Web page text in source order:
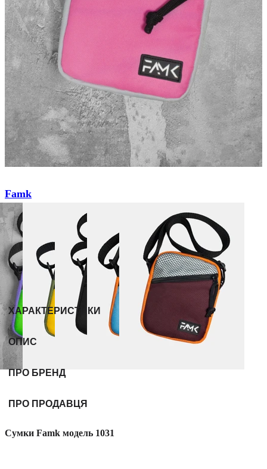
Famk
Мессенджер
₴ 550
Розмір: ONESIZE
Колір: Рожевий
ХАРАКТЕРИСТИКИ
ОПИС
ПРО БРЕНД
ПРО ПРОДАВЦЯ
Сумки Famk модель 1031